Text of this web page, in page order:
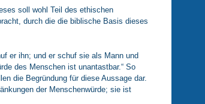
soll wohl Teil des ethischen
durch die die biblische Basis dieses
er ihn; und er schuf sie als Mann und
des Menschen ist unantastbar.“ So
die Begründung für diese Aussage dar.
der Menschenwürde; sie ist